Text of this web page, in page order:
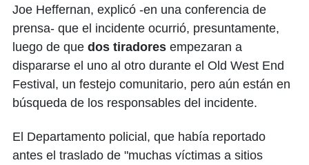
Joe Heffernan, explicó -en una conferencia de
prensa- que el incidente ocurrió, presuntamente,
luego de que dos tiradores empezaran a
dispararse el uno al otro durante el Old West End
Festival, un festejo comunitario, pero aún están en
búsqueda de los responsables del incidente.
El Departamento policial, que había reportado
antes el traslado de "muchas víctimas a sitios